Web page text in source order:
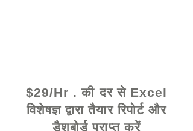
$29/Hr . की दर से Excel
विशेषज्ञ द्वारा तैयार रिपोर्ट और
डैशबोर्ड प्राप्त करें